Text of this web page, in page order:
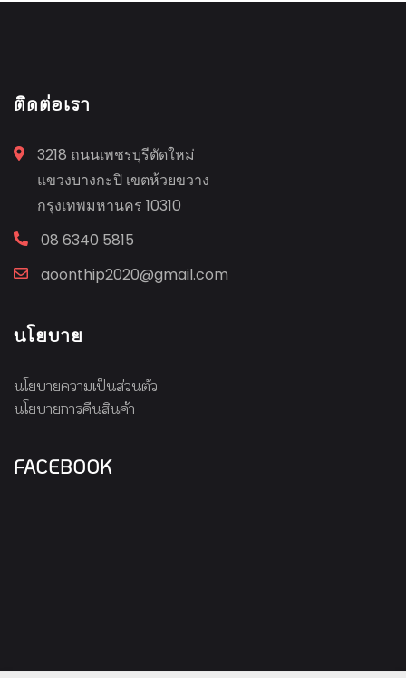
ติดต่อเรา
3218 ถนนเพชรบุรีตัดใหม่
แขวงบางกะปิ เขตห้วยขวาง
กรุงเทพมหานคร 10310
08 6340 5815
aoonthip2020@gmail.com
นโยบาย
นโยบายความเป็นส่วนตัว
นโยบายการคืนสินค้า
FACEBOOK